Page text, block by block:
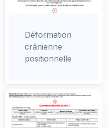
Déformation
crânienne
positionnelle